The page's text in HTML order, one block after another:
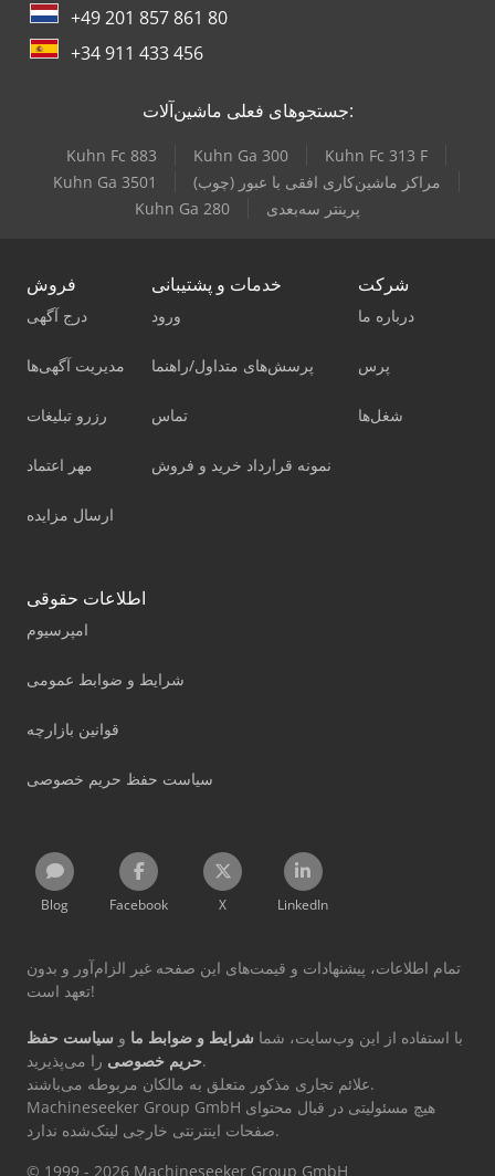
+49 201 857 861 80
+34 911 433 456
جستجوهای فعلی ماشین‌آلات:
Kuhn Fc 883 Kuhn Ga 300
Kuhn Fc 313 F
Kuhn Ga 3501
مراکز ماشین‌کاری افقی با عبور (چوب)
Kuhn Ga 280
پرینتر سه‌بعدی
فروش
درج آگهی
مدیریت آگهی‌ها
رزرو تبلیغات
مهر اعتماد
ارسال مزایده
خدمات و پشتیبانی
ورود
پرسش‌های متداول/راهنما
تماس
نمونه قرارداد خرید و فروش
شرکت
درباره ما
پرس
شغل‌ها
اطلاعات حقوقی
امپرسیوم
شرایط و ضوابط عمومی
قوانین بازارچه
سیاست حفظ حریم خصوصی
Blog Facebook X LinkedIn
تمام اطلاعات، پیشنهادات و قیمت‌های این صفحه غیر الزام‌آور و بدون
تعهد است!
با استفاده از این وب‌سایت، شما شرایط و ضوابط ما و سیاست حفظ
حریم خصوصیرا می‌پذیرید.
علائم تجاری مذکور متعلق به مالکان مربوطه می‌باشند.
Machineseeker Group GmbH هیچ مسئولیتی در قبال محتوای
صفحات اینترنتی خارجی لینک‌شده ندارد.
© 1999 - 2026 Machineseeker Group GmbH